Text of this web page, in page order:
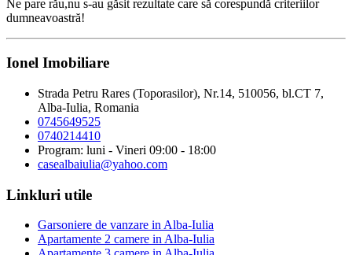
Ne pare rău,nu s-au găsit rezultate care să corespundă criteriilor
dumneavoastră!
Ionel Imobiliare
Strada Petru Rares (Toporasilor), Nr.14, 510056, bl.CT 7,
Alba-Iulia, Romania
0745649525
0740214410
Program: luni - Vineri 09:00 - 18:00
casealbaiulia@yahoo.com
Linkluri utile
Garsoniere de vanzare in Alba-Iulia
Apartamente 2 camere in Alba-Iulia